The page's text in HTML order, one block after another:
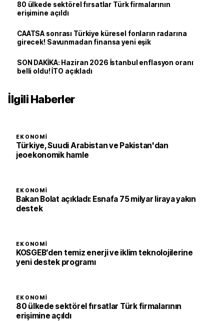
80 ülkede sektörel fırsatlar Türk firmalarının
erişimine açıldı
CAATSA sonrası Türkiye küresel fonların radarına
girecek! Savunmadan finansa yeni eşik
SON DAKİKA: Haziran 2026 İstanbul enflasyon oranı
belli oldu! İTO açıkladı
İlgili Haberler
EKONOMI
Türkiye, Suudi Arabistan ve Pakistan'dan
jeoekonomik hamle
EKONOMI
Bakan Bolat açıkladı: Esnafa 75 milyar liraya yakın
destek
EKONOMI
KOSGEB’den temiz enerji ve iklim teknolojilerine
yeni destek programı
EKONOMI
80 ülkede sektörel fırsatlar Türk firmalarının
erişimine açıldı